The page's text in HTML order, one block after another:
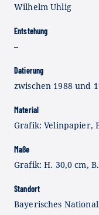
Wilhelm Uhlig
Entstehung
–
Datierung
zwischen 1988 und
Material
Grafik: Velinpapier,
Maße
Grafik: H. 30,0 cm,
Standort
Bayerisches